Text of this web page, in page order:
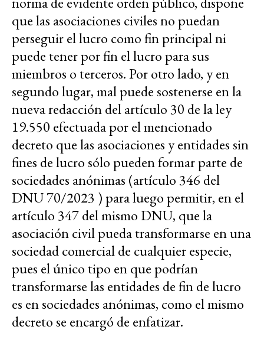
que las asociaciones civiles no puedan
perseguir el lucro como fin principal ni
puede tener por fin el lucro para sus
miembros o terceros. Por otro lado, y en
segundo lugar, mal puede sostenerse en la
nueva redacción del artículo 30 de la ley
19.550 efectuada por el mencionado
decreto que las asociaciones y entidades sin
fines de lucro sólo pueden formar parte de
sociedades anónimas (artículo 346 del
DNU 70/2023 ) para luego permitir, en el
artículo 347 del mismo DNU, que la
asociación civil pueda transformarse en una
sociedad comercial de cualquier especie,
pues el único tipo en que podrían
transformarse las entidades de fin de lucro
es en sociedades anónimas, como el mismo
decreto se encargó de enfatizar.